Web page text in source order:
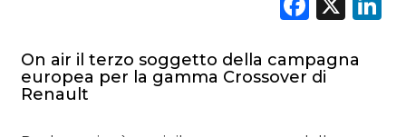
OPINIONI
On air il terzo soggetto della campagna
europea per la gamma Crossover di
Renault